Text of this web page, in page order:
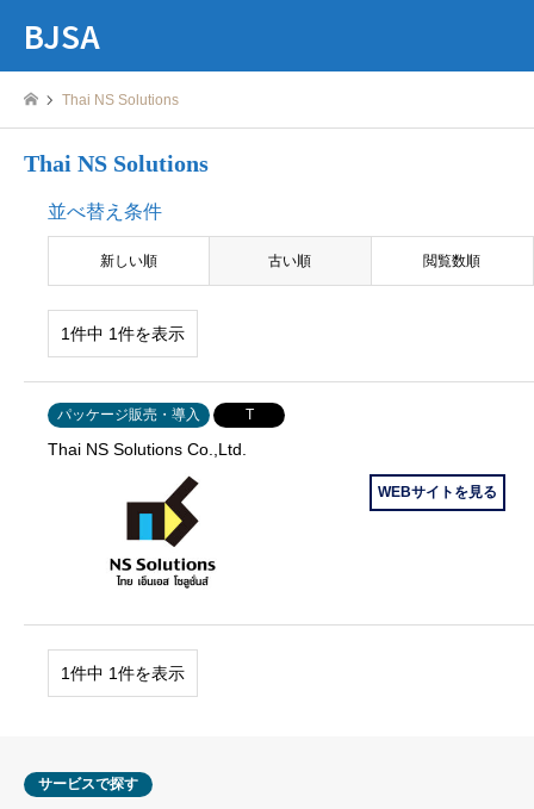
BJSA
Thai NS Solutions
Thai NS Solutions
並べ替え条件
新しい順 古い順 閲覧数順
1件中 1件を表示
パッケージ販売・導入 T
Thai NS Solutions Co.,Ltd.
WEBサイトを見る
1件中 1件を表示
サービスで探す